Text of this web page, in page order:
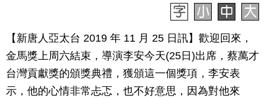
【新唐人亞太台 2019 年 11 月 25 日訊】歡迎回來，
金馬獎上周六結束，導演李安今天(25日)出席，蔡萬才
台灣貢獻獎的頒獎典禮，獲頒這一個獎項，李安表
示，他的心情非常忐忑，也不好意思，因為對他來